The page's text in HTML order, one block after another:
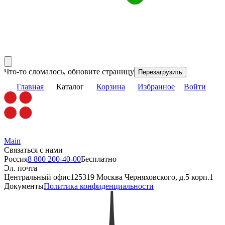
Что-то сломалось, обновите страницу Перезагрузить
Главная Каталог Корзина Избранное Войти
Main
Связаться с нами
Россия8 800 200-40-00Бесплатно
Эл. почта
Центральный офис125319 Москва Черняховского, д.5 корп.1
ДокументыПолитика конфиденциальности